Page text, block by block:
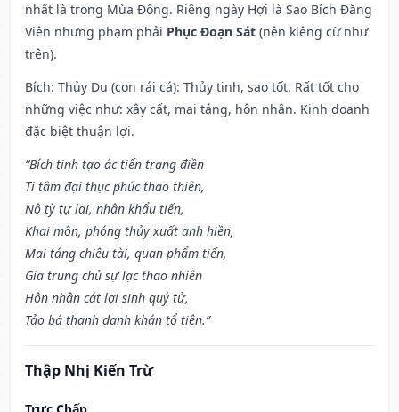
nhất là trong Mùa Đông. Riêng ngày Hợi là Sao Bích Đăng
Viên nhưng phạm phải Phục Đoạn Sát (nên kiêng cữ như
trên).
Bích: Thủy Du (con rái cá): Thủy tinh, sao tốt. Rất tốt cho
những việc như: xây cất, mai táng, hôn nhân. Kinh doanh
đặc biệt thuận lợi.
“Bích tinh tạo ác tiến trang điền
Ti tâm đại thục phúc thao thiên,
Nô tỳ tự lai, nhân khẩu tiến,
Khai môn, phóng thủy xuất anh hiền,
Mai táng chiêu tài, quan phẩm tiến,
Gia trung chủ sự lạc thao nhiên
Hôn nhân cát lợi sinh quý tử,
Tảo bá thanh danh khán tổ tiên.”
Thập Nhị Kiến Trừ